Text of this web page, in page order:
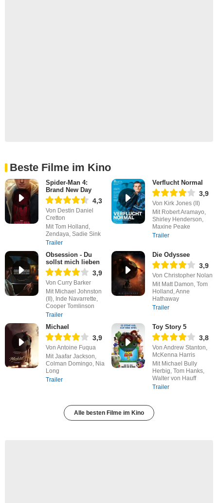
Beste Filme im Kino
Spider-Man 4:
Brand New Day
4,3
Von Destin Daniel
Cretton
Mit Tom Holland,
Zendaya, Sadie Sink
Trailer
Verflucht Normal
3,9
Von Kirk Jones (II)
Mit Robert Aramayo,
Shirley Henderson,
Maxine Peake
Trailer
Obsession - Du
sollst mich lieben
3,9
Von Curry Barker
Mit Michael Johnston
(II), Inde Navarrette,
Cooper Tomlinson
Trailer
Die Odyssee
3,9
Von Christopher Nolan
Mit Matt Damon, Tom
Holland, Anne
Hathaway
Trailer
Michael
3,9
Von Antoine Fuqua
Mit Jaafar Jackson,
Colman Domingo, Nia
Long
Trailer
Toy Story 5
3,8
Von Andrew Stanton,
McKenna Harris
Mit Michael Bully
Herbig, Tom Hanks,
Walter von Hauff
Trailer
Alle besten Filme im Kino